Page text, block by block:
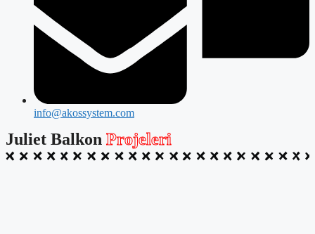
info@akossystem.com
Juliet Balkon Projeleri